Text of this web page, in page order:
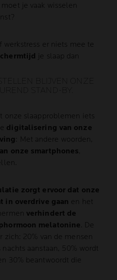
moet je vaak wisselen
er niets mee te
je slaap dan
onze slaapproblemen iets
digitalisering van onze
: Met andere woorden,
onze smartphones
zorgt ervoor dat onze
in overdrive gaan en het
verhindert de
melatonine . De
zich: 20% van de mensen
aanstaan, 50% wordt
30% beantwoordt die